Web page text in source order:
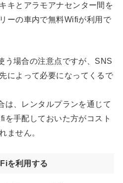
キとアラモアナセンター間を
ーの車内で無料Wifiが利用で
う場合の注意点ですが、SNS
によって必要になってくるで
は、レンタルプランを通じて
を手配しておいた方がコスト
ません。
を利用する